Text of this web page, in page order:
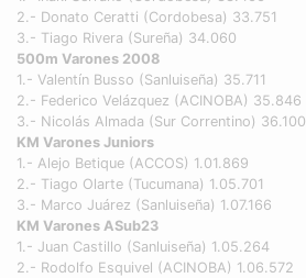
2.- Donato Ceratti (Cordobesa) 33.751
3.- Tiago Rivera (Sureña) 34.060
500m Varones 2008
1.- Valentín Busso (Sanluiseña) 35.711
2.- Federico Velázquez (ACINOBA) 35.846
3.- Nicolás Almada (Sur Correntino) 36.100
KM Varones Juniors
1.- Alejo Betique (ACCOS) 1.01.869
2.- Tiago Olarte (Tucumana) 1.05.701
3.- Marco Juárez (Sanluiseña) 1.07.166
KM Varones ASub23
1.- Juan Castillo (Sanluiseña) 1.05.264
2.- Rodolfo Esquivel (ACINOBA) 1.06.572